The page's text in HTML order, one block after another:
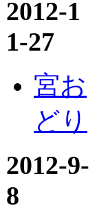
2012-1
1-27
宮お
どり
2012-9-
8